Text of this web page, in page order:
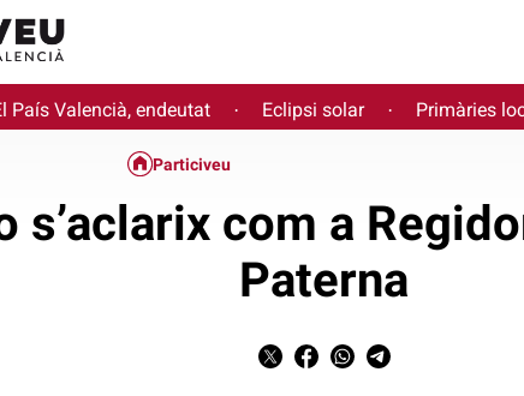
País Valencià, endeutat · Eclipsi solar · Primàries
Particiveu
s’aclarix com a
Paterna